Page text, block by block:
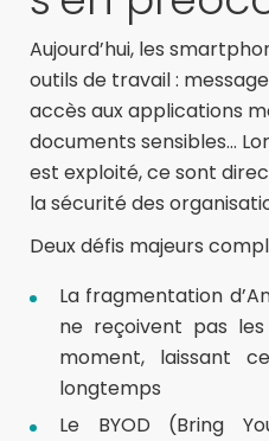
Aujourd’hui, les
outils de travail :
accès aux applications
documents sensibles…
est exploité, ce sont
la sécurité des
Deux défis majeurs
La fragmentation
ne reçoivent pas
moment, laissant
longtemps
Le BYOD (Bring